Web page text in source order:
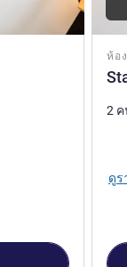
ห้อ
2
ดูร